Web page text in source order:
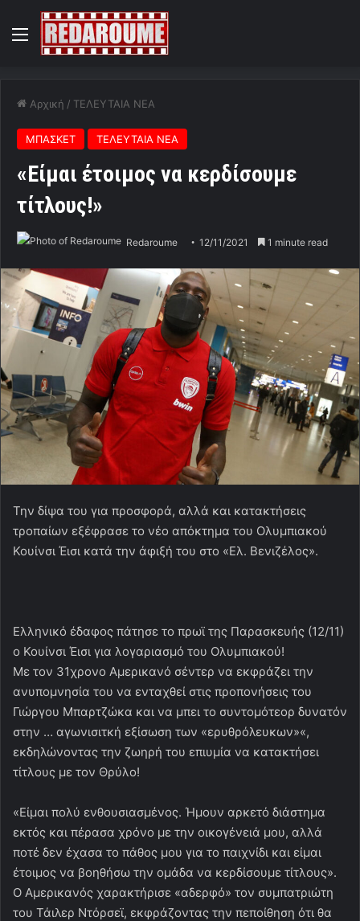
Menu
Αρχική / ΤΕΛΕΥΤΑΙΑ ΝΕΑ
ΜΠΑΣΚΕΤ ΤΕΛΕΥΤΑΙΑ ΝΕΑ
«Είμαι έτοιμος να κερδίσουμε
τίτλους!»
Redaroume 12/11/2021 1 minute read
Την δίψα του για προσφορά, αλλά και κατακτήσεις
τροπαίων εξέφρασε το νέο απόκτημα του Ολυμπιακού
Κουίνσι Έισι κατά την άφιξή του στο «Ελ. Βενιζέλος».
Ελληνικό έδαφος πάτησε το πρωϊ της Παρασκευής (12/11)
ο Κουίνσι Έισι για λογαριασμό του Ολυμπιακού!
Με τον 31χρονο Αμερικανό σέντερ να εκφράζει την
ανυπομνησία του να ενταχθεί στις προπονήσεις του
Γιώργου Μπαρτζώκα και να μπει το συντομότεορ δυνατόν
στην … αγωνισιτκή εξίσωση των «ερυθρόλευκων»«,
εκδηλώνοντας την ζωηρή του επιυμία να κατακτήσει
τίτλους με τον Θρύλο!
«Είμαι πολύ ενθουσιασμένος. Ήμουν αρκετό διάστημα
εκτός και πέρασα χρόνο με την οικογένειά μου, αλλά
ποτέ δεν έχασα το πάθος μου για το παιχνίδι και είμαι
έτοιμος να βοηθήσω την ομάδα να κερδίσουμε τίτλους».
Ο Αμερικανός χαρακτήρισε «αδερφό» τον συμπατριώτη
του Τάιλερ Ντόρσεϊ, εκφράζοντας την πεποίθηση ότι θα